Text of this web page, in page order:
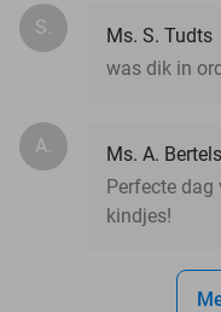
S.
Ms. S. Tudts
was dik in
A.
Ms. A. Bertels
Perfecte dag
kindjes!